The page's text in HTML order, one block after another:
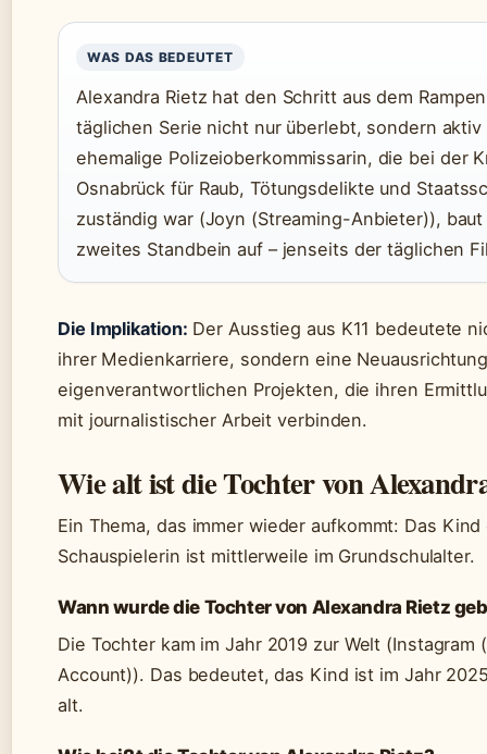
WAS DAS BEDEUTET
Alexandra Rietz hat den Schritt aus dem
täglichen Serie nicht nur überlebt, sondern
ehemalige Polizeioberkommissarin, die bei der
Osnabrück für Raub, Tötungsdelikte und
zuständig war (Joyn (Streaming-Anbieter)),
zweites Standbein auf – jenseits der täglichen
Die Implikation: Der Ausstieg aus K11 bedeutete
ihrer Medienkarriere, sondern eine
eigenverantwortlichen Projekten, die ihren
mit journalistischer Arbeit verbinden.
Wie alt ist die Tochter von
Ein Thema, das immer wieder aufkommt: Das Kind
Schauspielerin ist mittlerweile im Grundschulalter.
Wann wurde die Tochter von Alexandra Rietz
Die Tochter kam im Jahr 2019 zur Welt (Instagram
Account)). Das bedeutet, das Kind ist im Jahr
alt.